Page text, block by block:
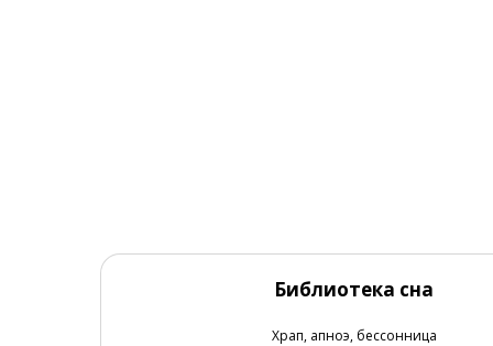
Библиотека сна
Храп, апноэ, бессонница